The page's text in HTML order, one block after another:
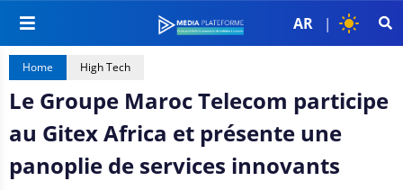
AR |
Home High Tech
Le Groupe Maroc Telecom participe
au Gitex Africa et présente une
panoplie de services innovants